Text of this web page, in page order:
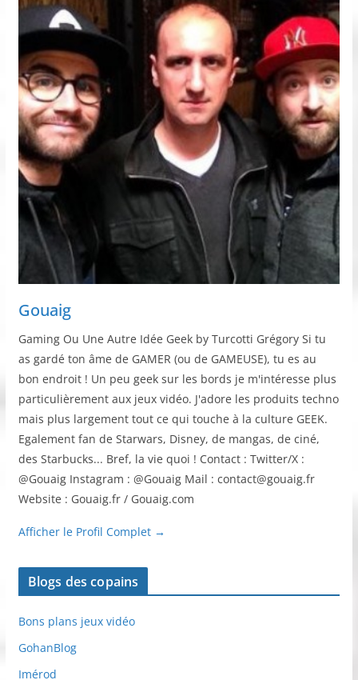
Gouaig
Gaming Ou Une Autre Idée Geek by Turcotti Grégory Si tu
as gardé ton âme de GAMER (ou de GAMEUSE), tu es au
bon endroit ! Un peu geek sur les bords je m'intéresse plus
particulièrement aux jeux vidéo. J'adore les produits techno
mais plus largement tout ce qui touche à la culture GEEK.
Egalement fan de Starwars, Disney, de mangas, de ciné,
des Starbucks... Bref, la vie quoi ! Contact : Twitter/X :
@Gouaig Instagram : @Gouaig Mail : contact@gouaig.fr
Website : Gouaig.fr / Gouaig.com
Afficher le Profil Complet →
Blogs des copains
Bons plans jeux vidéo
GohanBlog
Imérod